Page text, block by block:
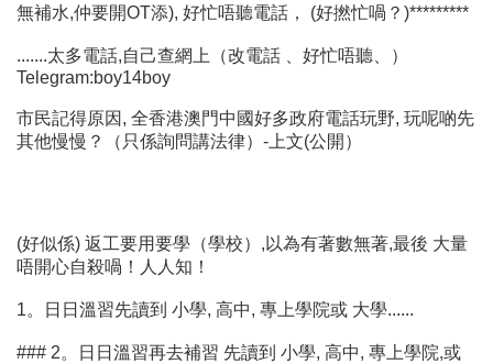
無補水,仲要開OT添), 好忙唔聽電話， (好撚忙喎？)*********
.......太多電話,自己查網上（改電話 、好忙唔聽、）
Telegram:boy14boy
市民記得原因, 全香港澳門中國好多政府電話玩野, 玩呢啲先
其他慢慢？（只係詢問講法律）-上文(公開）
(好似係) 返工要用要學（學校）,以為有著數無著,最後 大量
唔開心自殺喎！人人知！
1。日日溫習先讀到 小學, 高中, 專上學院或 大學......
### 2。日日溫習再去補習 先讀到 小學, 高中, 專上學院,或